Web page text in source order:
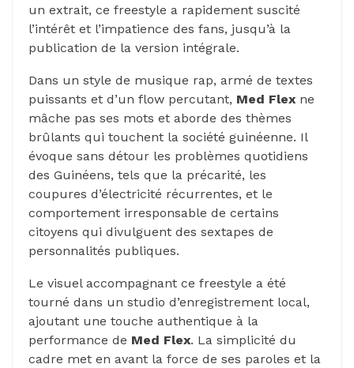
un extrait, ce freestyle a rapidement suscité
l’intérêt et l’impatience des fans, jusqu’à la
publication de la version intégrale.
Dans un style de musique rap, armé de textes
puissants et d’un flow percutant, Med Flex ne
mâche pas ses mots et aborde des thèmes
brûlants qui touchent la société guinéenne. Il
évoque sans détour les problèmes quotidiens
des Guinéens, tels que la précarité, les
coupures d’électricité récurrentes, et le
comportement irresponsable de certains
citoyens qui divulguent des sextapes de
personnalités publiques.
Le visuel accompagnant ce freestyle a été
tourné dans un studio d’enregistrement local,
ajoutant une touche authentique à la
performance de Med Flex. La simplicité du
cadre met en avant la force de ses paroles et la